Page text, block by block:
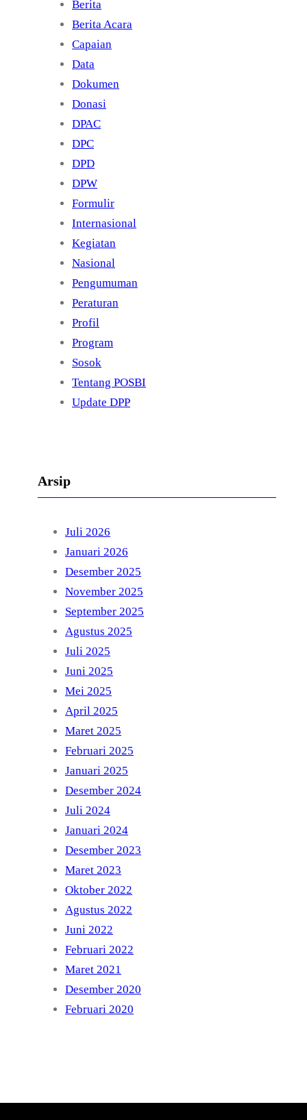
Berita
Berita Acara
Capaian
Data
Dokumen
Donasi
DPAC
DPC
DPD
DPW
Formulir
Internasional
Kegiatan
Nasional
Pengumuman
Peraturan
Profil
Program
Sosok
Tentang POSBI
Update DPP
Arsip
Juli 2026
Januari 2026
Desember 2025
November 2025
September 2025
Agustus 2025
Juli 2025
Juni 2025
Mei 2025
April 2025
Maret 2025
Februari 2025
Januari 2025
Desember 2024
Juli 2024
Januari 2024
Desember 2023
Maret 2023
Oktober 2022
Agustus 2022
Juni 2022
Februari 2022
Maret 2021
Desember 2020
Februari 2020